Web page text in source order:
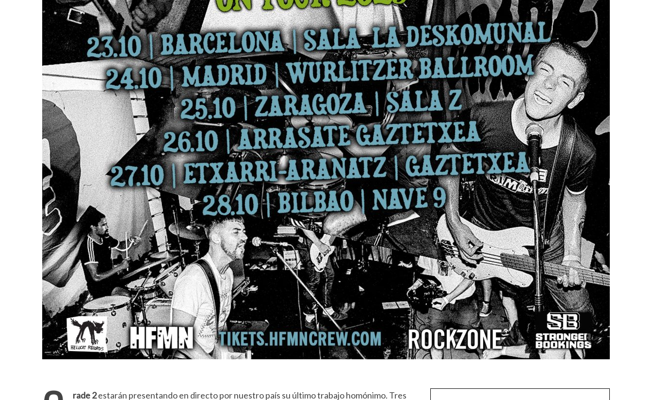
rade 2estarán presentando en directo por nuestro país su último trabajo homónimo. Tres